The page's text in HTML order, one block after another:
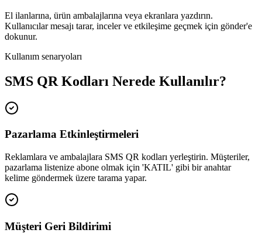
El ilanlarına, ürün ambalajlarına veya ekranlara yazdırın.
Kullanıcılar mesajı tarar, inceler ve etkileşime geçmek için gönder'e
dokunur.
Kullanım senaryoları
SMS QR Kodları Nerede Kullanılır?
Pazarlama Etkinleştirmeleri
Reklamlara ve ambalajlara SMS QR kodları yerleştirin. Müşteriler,
pazarlama listenize abone olmak için 'KATIL' gibi bir anahtar
kelime göndermek üzere tarama yapar.
Müşteri Geri Bildirimi